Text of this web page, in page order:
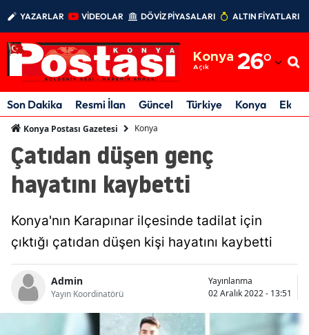
YAZARLAR VİDEOLAR DÖVİZ PİYASALARI ALTIN FİYATLARI
Konya
Açık 26°
Adıyaman
Afyonkarahisar
Amasya
Artvin
Aydın
Balıkesir
Son Dakika Resmi İlan Güncel Türkiye Konya
Konya Postası Gazetesi Konya
Çatıdan düşen genç
hayatını kaybetti
Konya'nın Karapınar ilçesinde tadilat için
çıktığı çatıdan düşen kişi hayatını kaybetti
Admin
Yayın Koordinatörü
Yayınlanma
02 Aralık 2022 - 13:51